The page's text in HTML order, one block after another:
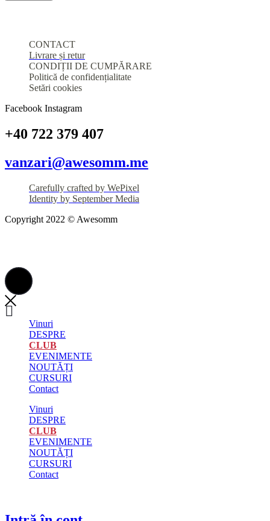
CONTACT
Livrare și retur
CONDIȚII DE CUMPĂRARE
Politică de confidențialitate
Setări cookies
Facebook Instagram
+40 722 379 407
vanzari@awesomm.me
Carefully crafted by WePixel
Identity by September Media
Copyright 2022 © Awesomm
Vinuri
DESPRE
CLUB
EVENIMENTE
NOUTĂȚI
CURSURI
Contact
Vinuri
DESPRE
CLUB
EVENIMENTE
NOUTĂȚI
CURSURI
Contact